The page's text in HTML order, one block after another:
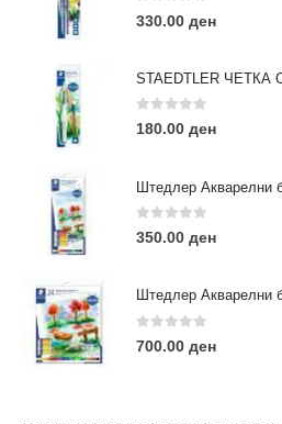
0 out of 5
330.00 ден
STAEDTLER
0 out of 5
180.00 ден
Штедлер Акварелни
0out of 5
350.00 ден
Штедлер Акварелни
0out of 5
700.00 ден